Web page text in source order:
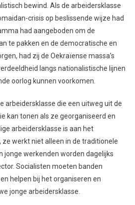
bewind. Als de arbeidersklasse
crisis op beslissende wijze had
had aangeboden om de
te pakken en de democratische en
had zij de Oekraïense massa’s
langs nationalistische lijnen
oorlog kunnen voorkomen.
arbeidersklasse die een uitweg uit de
kan tonen als ze georganiseerd en
arbeidersklasse is aan het
ze werkt niet alleen in de traditionele
jonge werkenden worden dagelijks
Socialisten moeten banden
helpen bij het organiseren en
jonge arbeidersklasse.